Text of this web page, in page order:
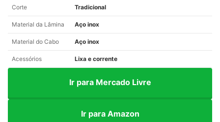
Corte Tradicional
Material da Lâmina Aço inox
Material do Cabo Aço inox
Acessórios Lixa e corrente
Ir para Mercado Livre
Ir para Amazon